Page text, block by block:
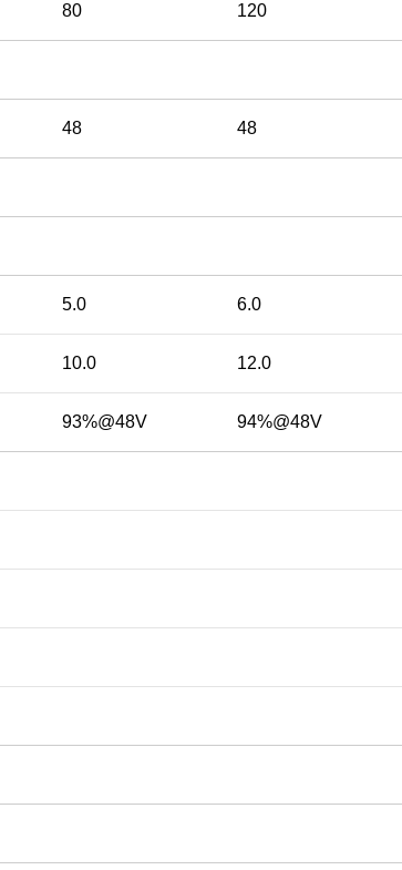
80 120
48 48
5.0 6.0
10.0 12.0
93%@48V 94%@48V